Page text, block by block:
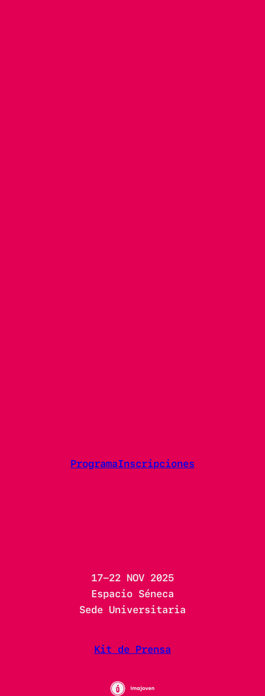
ProgramaInscripciones
17-22 NOV 2025
Espacio Séneca
Sede Universitaria
Kit de Prensa